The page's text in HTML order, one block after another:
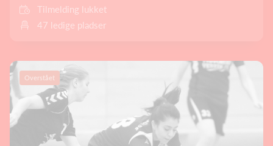
Tilmelding lukket
47 ledige pladser
Overstået